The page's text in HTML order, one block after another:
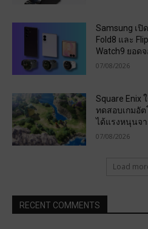
Samsung เปิ
Fold8 และ
Watch9 ยอด
07/08/2026
Square Enix
ทดสอบเกมอั
ได้แรงหนุนจ
07/08/2026
Load
RECENT COMMENTS